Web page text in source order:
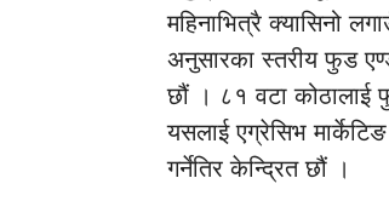
महिनाभित्रै क्यासिनो
अनुसारका स्तरीय फुड
छौं । ८१ वटा कोठालाई
यसलाई एग्रेसिभ
गर्नेतिर केन्द्रित छौं ।